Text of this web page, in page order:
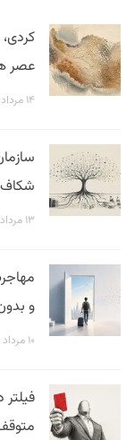
عصر
۱۴ مرداد ۱۴۰۵
شکاف
۱۳ مرداد ۱۴۰۵
و
۱۰ مرداد ۱۴۰۵